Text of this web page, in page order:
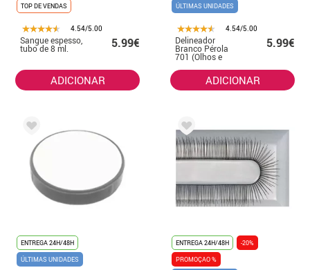
TOP DE VENDAS
4.54/5.00
Sangue espesso,
tubo de 8 ml. 5.99€
ADICIONAR
ÚLTIMAS UNIDADES
4.54/5.00
Delineador
Branco Pérola
701 (Olhos e
Lábios) 11 cm
5.99€
ADICIONAR
ENTREGA 24H/48H
ÚLTIMAS UNIDADES
ENTREGA 24H/48H
-20%
PROMOÇAO %